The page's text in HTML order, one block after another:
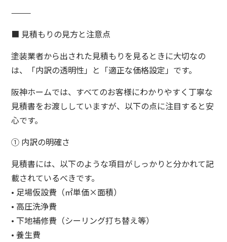
⸻
■ 見積もりの見方と注意点
塗装業者から出された見積もりを見るときに大切なの
は、「内訳の透明性」と「適正な価格設定」です。
阪神ホームでは、すべてのお客様にわかりやすく丁寧な
見積書をお渡ししていますが、以下の点に注目すると安
心です。
① 内訳の明確さ
見積書には、以下のような項目がしっかりと分かれて記
載されているべきです。
• 足場仮設費（㎡単価×面積）
• 高圧洗浄費
• 下地補修費（シーリング打ち替え等）
• 養生費